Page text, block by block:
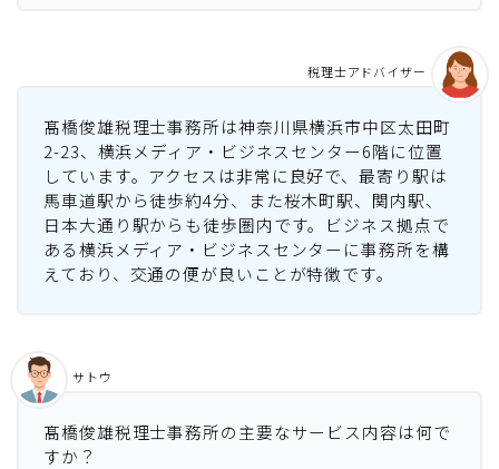
髙橋俊雄税理士事務所は神奈川県横浜市中区太田町
2-23、横浜メディア・ビジネスセンター6階に位置
しています。アクセスは非常に良好で、最寄り駅は
馬車道駅から徒歩約4分、また桜木町駅、関内駅、
日本大通り駅からも徒歩圏内です。ビジネス拠点で
ある横浜メディア・ビジネスセンターに事務所を構
えており、交通の便が良いことが特徴です。
税理士アドバイザー
髙橋俊雄税理士事務所の主要なサービス内容は何で
すか？
サトウ